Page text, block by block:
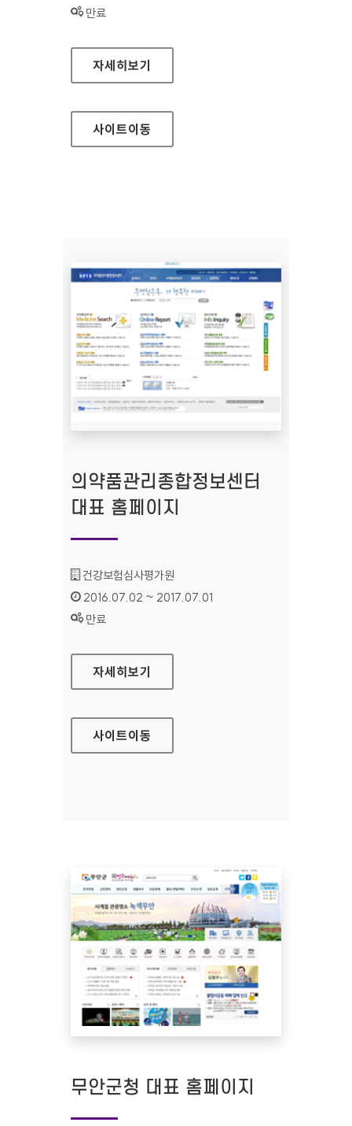
상태 :
만료
한전산업개발 대표 홈페이지
자세히보기
사이트이동
의약품관리종합정보센터
대표 홈페이지
기관명 :
건강보험심사평가원
인증기간 :
2016.07.02 ~ 2017.07.01
상태 :
만료
의약품관리종합정보센터 대표 홈페이지
자세히보기
사이트이동
무안군청 대표 홈페이지